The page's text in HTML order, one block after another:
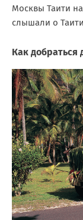
Москвы Таити
слышали о
Как добраться